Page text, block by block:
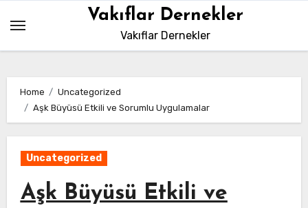
content
Vakıflar Dernekler
Vakıflar Dernekler
Home
Uncategorized
Aşk Büyüsü Etkili ve Sorumlu Uygulamalar
Uncategorized
Aşk Büyüsü Etkili ve